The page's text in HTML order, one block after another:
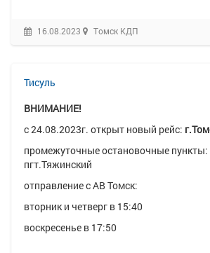
16.08.2023 Томск КДП
Тисуль
ВНИМАНИЕ!
с 24.08.2023г. открыт новый рейс:
промежуточные остановочные
пгт.Тяжинский
отправление с АВ Томск:
вторник и четверг в 15:40
воскресенье в 17:50